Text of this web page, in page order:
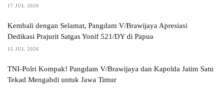
17 JUL 2026
Kembali dengan Selamat, Pangdam V/Brawijaya Apresiasi
Dedikasi Prajurit Satgas Yonif 521/DY di Papua
15 JUL 2026
TNI-Polri Kompak! Pangdam V/Brawijaya dan Kapolda Jatim Satu
Tekad Mengabdi untuk Jawa Timur